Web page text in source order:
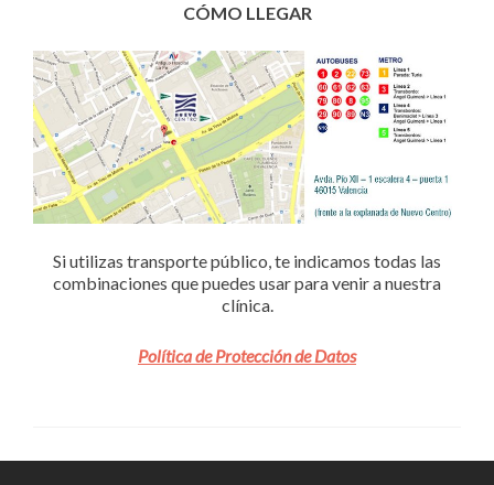
CÓMO LLEGAR
Si utilizas transporte público, te indicamos todas las
combinaciones que puedes usar para venir a nuestra
clínica.
Política de Protección de Datos